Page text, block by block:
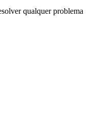
qualquer problema